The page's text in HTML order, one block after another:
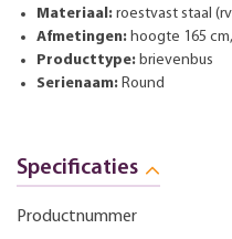
Materiaal: roestvast staal
Afmetingen: hoogte 165
Producttype: brievenbus
Serienaam: Round
Specificaties
Productnummer